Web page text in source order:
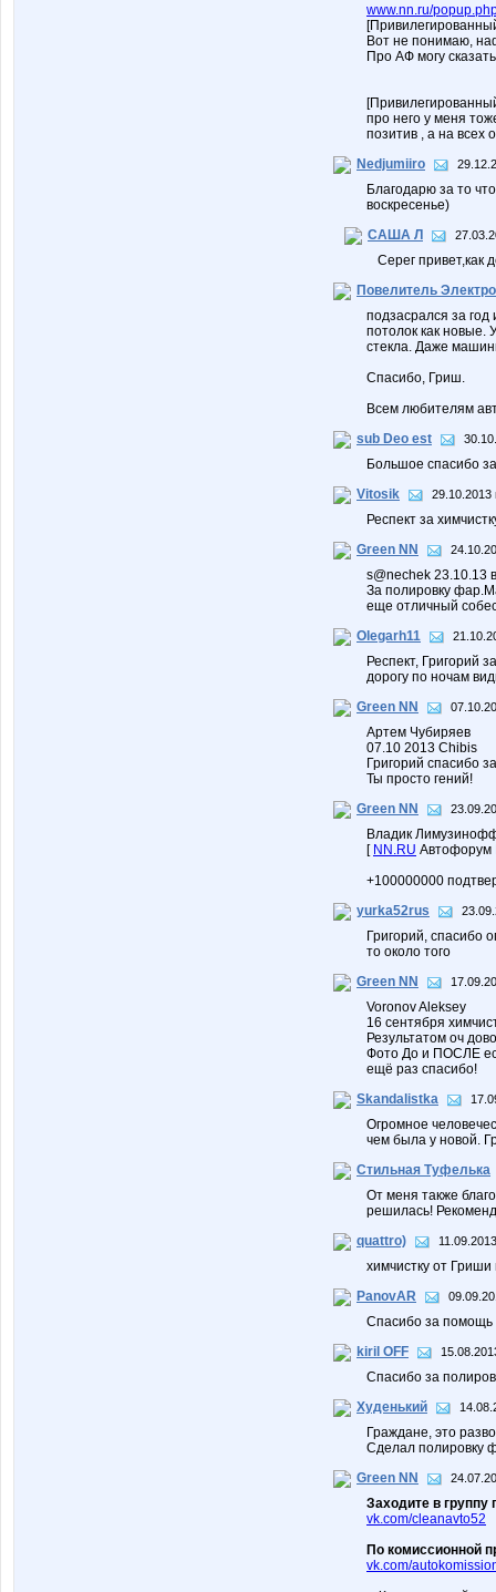
www.nn.ru/
Вот не понимаю,
Про АФ могу
про него у меня
позитив , а на всех
Nedjumiiro
Благодарю за то
воскресенье)
САША Л
Серег привет,как
Повелитель
подзасрался за
потолок как новые.
стекла. Даже
Спасибо, Гриш.
Всем любителям
sub Deo est
Большое спасибо
Vitosik
29.10.2013
Респект за
Green NN
s@nechek 23.10.13
За полировку
еще отличный
Olegarh11
Респект, Григорий
дорогу по ночам
Green NN
Артем Чубиряев
07.10 2013 Chibis
Григорий спасибо
Ты просто гений!
Green NN
Владик
[ NN.RU Автофорум
+100000000
yurka52rus
Григорий, спасибо
то около того
Green NN
Voronov Aleksey
16 сентября
Результатом оч
Фото До и ПОСЛЕ
ещё раз спасибо!
Skandalistka
Огромное
чем была у новой.
Стильная Туфелька
От меня также
решилась!
quattro)
химчистку от Гриши
PanovAR
Спасибо за помощь
kiril OFF
Спасибо за
Худенький
Граждане, это
Сделал полировку
Green NN
Заходите в группу
vk.com/cleanavto52
По комиссионной
vk.com/